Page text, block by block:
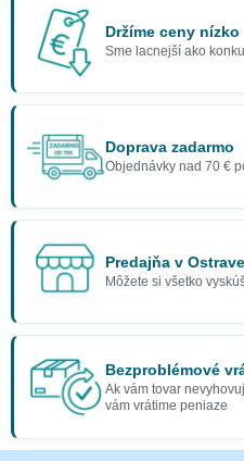
Držíme ceny nízko
Sme lacnejší ako
Doprava zadarmo
Objednávky nad 70 €
Predajňa v Ostrave
Môžete si všetko
Bezproblémové
Ak vám tovar
vám vrátime peniaze